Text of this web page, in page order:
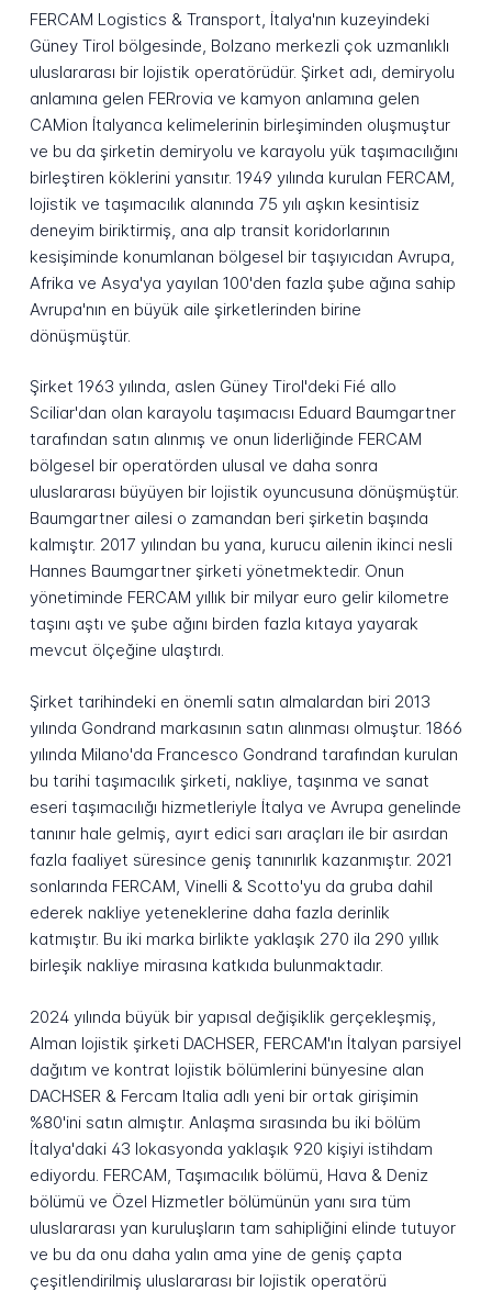
FERCAM Logistics & Transport, İtalya'nın kuzeyindeki
Güney Tirol bölgesinde, Bolzano merkezli çok uzmanlıklı
uluslararası bir lojistik operatörüdür. Şirket adı, demiryolu
anlamına gelen FERrovia ve kamyon anlamına gelen
CAMion İtalyanca kelimelerinin birleşiminden oluşmuştur
ve bu da şirketin demiryolu ve karayolu yük taşımacılığını
birleştiren köklerini yansıtır. 1949 yılında kurulan FERCAM,
lojistik ve taşımacılık alanında 75 yılı aşkın kesintisiz
deneyim biriktirmiş, ana alp transit koridorlarının
kesişiminde konumlanan bölgesel bir taşıyıcıdan Avrupa,
Afrika ve Asya'ya yayılan 100'den fazla şube ağına sahip
Avrupa'nın en büyük aile şirketlerinden birine
dönüşmüştür.
Şirket 1963 yılında, aslen Güney Tirol'deki Fié allo
Sciliar'dan olan karayolu taşımacısı Eduard Baumgartner
tarafından satın alınmış ve onun liderliğinde FERCAM
bölgesel bir operatörden ulusal ve daha sonra
uluslararası büyüyen bir lojistik oyuncusuna dönüşmüştür.
Baumgartner ailesi o zamandan beri şirketin başında
kalmıştır. 2017 yılından bu yana, kurucu ailenin ikinci nesli
Hannes Baumgartner şirketi yönetmektedir. Onun
yönetiminde FERCAM yıllık bir milyar euro gelir kilometre
taşını aştı ve şube ağını birden fazla kıtaya yayarak
mevcut ölçeğine ulaştırdı.
Şirket tarihindeki en önemli satın almalardan biri 2013
yılında Gondrand markasının satın alınması olmuştur. 1866
yılında Milano'da Francesco Gondrand tarafından kurulan
bu tarihi taşımacılık şirketi, nakliye, taşınma ve sanat
eseri taşımacılığı hizmetleriyle İtalya ve Avrupa genelinde
tanınır hale gelmiş, ayırt edici sarı araçları ile bir asırdan
fazla faaliyet süresince geniş tanınırlık kazanmıştır. 2021
sonlarında FERCAM, Vinelli & Scotto'yu da gruba dahil
ederek nakliye yeteneklerine daha fazla derinlik
katmıştır. Bu iki marka birlikte yaklaşık 270 ila 290 yıllık
birleşik nakliye mirasına katkıda bulunmaktadır.
2024 yılında büyük bir yapısal değişiklik gerçekleşmiş,
Alman lojistik şirketi DACHSER, FERCAM'ın İtalyan parsiyel
dağıtım ve kontrat lojistik bölümlerini bünyesine alan
DACHSER & Fercam Italia adlı yeni bir ortak girişimin
%80'ini satın almıştır. Anlaşma sırasında bu iki bölüm
İtalya'daki 43 lokasyonda yaklaşık 920 kişiyi istihdam
ediyordu. FERCAM, Taşımacılık bölümü, Hava & Deniz
bölümü ve Özel Hizmetler bölümünün yanı sıra tüm
uluslararası yan kuruluşların tam sahipliğini elinde tutuyor
ve bu da onu daha yalın ama yine de geniş çapta
çeşitlendirilmiş uluslararası bir lojistik operatörü